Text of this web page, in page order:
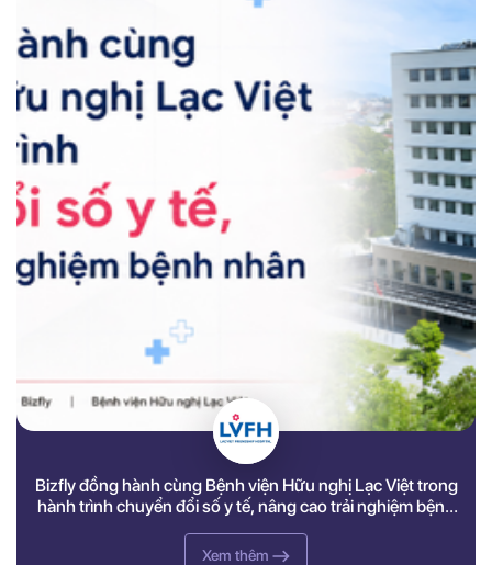
Bizfly đồng hành cùng Bệnh viện Hữu nghị Lạc Việt trong
hành trình chuyển đổi số y tế, nâng cao trải nghiệm bệnh
Xem thêm